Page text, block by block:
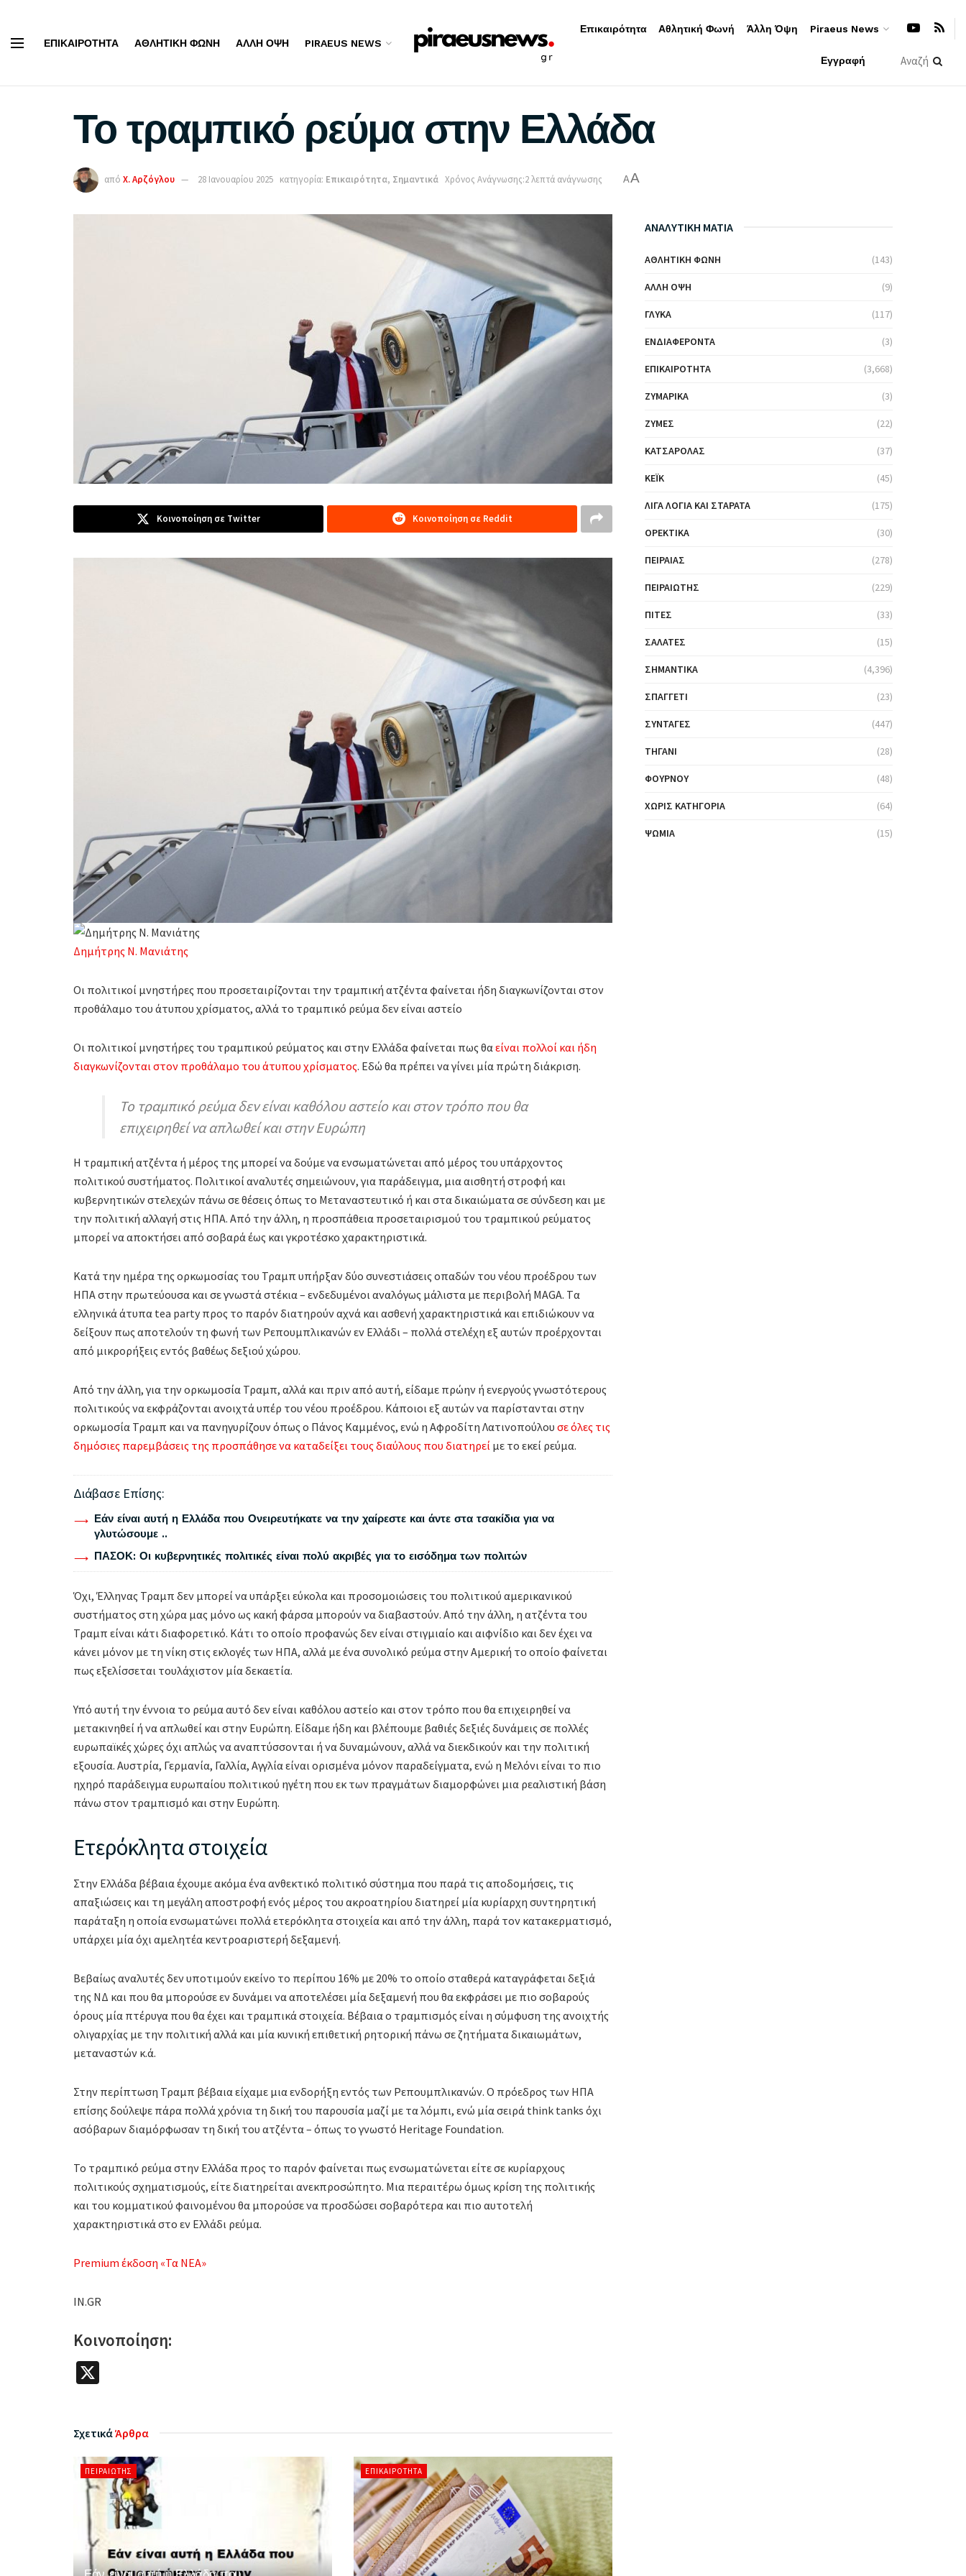
ΕΠΙΚΑΙΡΌΤΗΤΑ ΑΘΛΗΤΙΚΉ ΦΩΝΉ ΆΛΛΗ ΌΨΗ PIRAEUS NEWS
Επικαιρότητα Αθλητική Φωνή Άλλη Όψη Piraeus News
Εγγραφή
Το τραμπικό ρεύμα στην Ελλάδα
από Χ. Αρζόγλου 28 Ιανουαρίου 2025 κατηγορία: Επικαιρότητα, Σημαντικά Χρόνος Ανάγνωσης:2 λεπτά ανάγνωσης AA
Κοινοποίηση σε Twitter Κοινοποίηση σε Reddit
Δημήτρης Ν. Μανιάτης
Οι πολιτικοί μνηστήρες που προσεταιρίζονται την τραμπική ατζέντα φαίνεται ήδη διαγκωνίζονται στον
προθάλαμο του άτυπου χρίσματος, αλλά το τραμπικό ρεύμα δεν είναι αστείο
Οι πολιτικοί μνηστήρες του τραμπικού ρεύματος και στην Ελλάδα φαίνεται πως θα είναι πολλοί και ήδη
διαγκωνίζονται στον προθάλαμο του άτυπου χρίσματος. Εδώ θα πρέπει να γίνει μία πρώτη διάκριση.
Το τραμπικό ρεύμα δεν είναι καθόλου αστείο και στον τρόπο που θα
επιχειρηθεί να απλωθεί και στην Ευρώπη
Η τραμπική ατζέντα ή μέρος της μπορεί να δούμε να ενσωματώνεται από μέρος του υπάρχοντος
πολιτικού συστήματος. Πολιτικοί αναλυτές σημειώνουν, για παράδειγμα, μια αισθητή στροφή και
κυβερνητικών στελεχών πάνω σε θέσεις όπως το Μεταναστευτικό ή και στα δικαιώματα σε σύνδεση και με
την πολιτική αλλαγή στις ΗΠΑ. Από την άλλη, η προσπάθεια προσεταιρισμού του τραμπικού ρεύματος
μπορεί να αποκτήσει από σοβαρά έως και γκροτέσκο χαρακτηριστικά.
Κατά την ημέρα της ορκωμοσίας του Τραμπ υπήρξαν δύο συνεστιάσεις οπαδών του νέου προέδρου των
ΗΠΑ στην πρωτεύουσα και σε γνωστά στέκια – ενδεδυμένοι αναλόγως μάλιστα με περιβολή ΜΑGA. Tα
ελληνικά άτυπα tea party προς το παρόν διατηρούν αχνά και ασθενή χαρακτηριστικά και επιδιώκουν να
δείξουν πως αποτελούν τη φωνή των Ρεπουμπλικανών εν Ελλάδι – πολλά στελέχη εξ αυτών προέρχονται
από μικρορήξεις εντός βαθέως δεξιού χώρου.
Από την άλλη, για την ορκωμοσία Τραμπ, αλλά και πριν από αυτή, είδαμε πρώην ή ενεργούς γνωστότερους
πολιτικούς να εκφράζονται ανοιχτά υπέρ του νέου προέδρου. Κάποιοι εξ αυτών να παρίστανται στην
ορκωμοσία Τραμπ και να πανηγυρίζουν όπως ο Πάνος Καμμένος, ενώ η Αφροδίτη Λατινοπούλου σε όλες τις
δημόσιες παρεμβάσεις της προσπάθησε να καταδείξει τους διαύλους που διατηρεί με το εκεί ρεύμα.
Διάβασε Επίσης:
Εάν είναι αυτή η Ελλάδα που Ονειρευτήκατε να την χαίρεστε και άντε στα τσακίδια για να
γλυτώσουμε ..
ΠΑΣΟΚ: Οι κυβερνητικές πολιτικές είναι πολύ ακριβές για το εισόδημα των πολιτών
Όχι, Έλληνας Τραμπ δεν μπορεί να υπάρξει εύκολα και προσομοιώσεις του πολιτικού αμερικανικού
συστήματος στη χώρα μας μόνο ως κακή φάρσα μπορούν να διαβαστούν. Από την άλλη, η ατζέντα του
Τραμπ είναι κάτι διαφορετικό. Κάτι το οποίο προφανώς δεν είναι στιγμιαίο και αιφνίδιο και δεν έχει να
κάνει μόνον με τη νίκη στις εκλογές των ΗΠΑ, αλλά με ένα συνολικό ρεύμα στην Αμερική το οποίο φαίνεται
πως εξελίσσεται τουλάχιστον μία δεκαετία.
Υπό αυτή την έννοια το ρεύμα αυτό δεν είναι καθόλου αστείο και στον τρόπο που θα επιχειρηθεί να
μετακινηθεί ή να απλωθεί και στην Ευρώπη. Είδαμε ήδη και βλέπουμε βαθιές δεξιές δυνάμεις σε πολλές
ευρωπαϊκές χώρες όχι απλώς να αναπτύσσονται ή να δυναμώνουν, αλλά να διεκδικούν και την πολιτική
εξουσία. Αυστρία, Γερμανία, Γαλλία, Αγγλία είναι ορισμένα μόνον παραδείγματα, ενώ η Μελόνι είναι το πιο
ηχηρό παράδειγμα ευρωπαίου πολιτικού ηγέτη που εκ των πραγμάτων διαμορφώνει μια ρεαλιστική βάση
πάνω στον τραμπισμό και στην Ευρώπη.
Ετερόκλητα στοιχεία
Στην Ελλάδα βέβαια έχουμε ακόμα ένα ανθεκτικό πολιτικό σύστημα που παρά τις αποδομήσεις, τις
απαξιώσεις και τη μεγάλη αποστροφή ενός μέρος του ακροατηρίου διατηρεί μία κυρίαρχη συντηρητική
παράταξη η οποία ενσωματώνει πολλά ετερόκλητα στοιχεία και από την άλλη, παρά τον κατακερματισμό,
υπάρχει μία όχι αμελητέα κεντροαριστερή δεξαμενή.
Βεβαίως αναλυτές δεν υποτιμούν εκείνο το περίπου 16% με 20% το οποίο σταθερά καταγράφεται δεξιά
της ΝΔ και που θα μπορούσε εν δυνάμει να αποτελέσει μία δεξαμενή που θα εκφράσει με πιο σοβαρούς
όρους μία πτέρυγα που θα έχει και τραμπικά στοιχεία. Βέβαια ο τραμπισμός είναι η σύμφυση της ανοιχτής
ολιγαρχίας με την πολιτική αλλά και μία κυνική επιθετική ρητορική πάνω σε ζητήματα δικαιωμάτων,
μεταναστών κ.ά.
Στην περίπτωση Τραμπ βέβαια είχαμε μια ενδορήξη εντός των Ρεπουμπλικανών. Ο πρόεδρος των ΗΠΑ
επίσης δούλεψε πάρα πολλά χρόνια τη δική του παρουσία μαζί με τα λόμπι, ενώ μία σειρά think tanks όχι
ασόβαρων διαμόρφωσαν τη δική του ατζέντα – όπως το γνωστό Ηeritage Foundation.
Το τραμπικό ρεύμα στην Ελλάδα προς το παρόν φαίνεται πως ενσωματώνεται είτε σε κυρίαρχους
πολιτικούς σχηματισμούς, είτε διατηρείται ανεκπροσώπητο. Μια περαιτέρω όμως κρίση της πολιτικής
και του κομματικού φαινομένου θα μπορούσε να προσδώσει σοβαρότερα και πιο αυτοτελή
χαρακτηριστικά στο εν Ελλάδι ρεύμα.
Premium έκδοση «Τα ΝΕΑ»
IN.GR
Κοινοποίηση:
ΣχετικάΆρθρα
ΠΕΙΡΑΙΏΤΗΣ ΕΠΙΚΑΙΡΌΤΗΤΑ
ΑΝΑΛΥΤΙΚΗ ΜΑΤΙΑ
ΑΘΛΗΤΙΚΉ ΦΩΝΉ (143)
ΆΛΛΗ ΌΨΗ (9)
ΓΛΥΚΆ (117)
ΕΝΔΙΑΦΈΡΟΝΤΑ (3)
ΕΠΙΚΑΙΡΌΤΗΤΑ (3,668)
ΖΥΜΑΡΙΚΆ (3)
ΖΎΜΕΣ (22)
ΚΑΤΣΑΡΌΛΑΣ (37)
ΚΈΙΚ (45)
ΛΊΓΑ ΛΌΓΙΑ ΚΑΙ ΣΤΑΡΆΤΑ (175)
ΟΡΕΚΤΙΚΆ (30)
ΠΕΙΡΑΙΆΣ (278)
ΠΕΙΡΑΙΏΤΗΣ (229)
ΠΊΤΕΣ (33)
ΣΑΛΆΤΕΣ (15)
ΣΗΜΑΝΤΙΚΆ (4,396)
ΣΠΑΓΓΈΤΙ (23)
ΣΥΝΤΑΓΈΣ (447)
ΤΗΓΆΝΙ (28)
ΦΟΎΡΝΟΥ (48)
ΧΩΡΊΣ ΚΑΤΗΓΟΡΊΑ (64)
ΨΩΜΙΆ (15)